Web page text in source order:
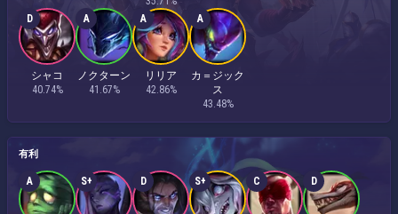
D
シャコ
40.74%
A
ノクターン
41.67%
A
リリア
42.86%
A
カ＝ジック
ス
43.48%
有利
A S+ D S+ C D